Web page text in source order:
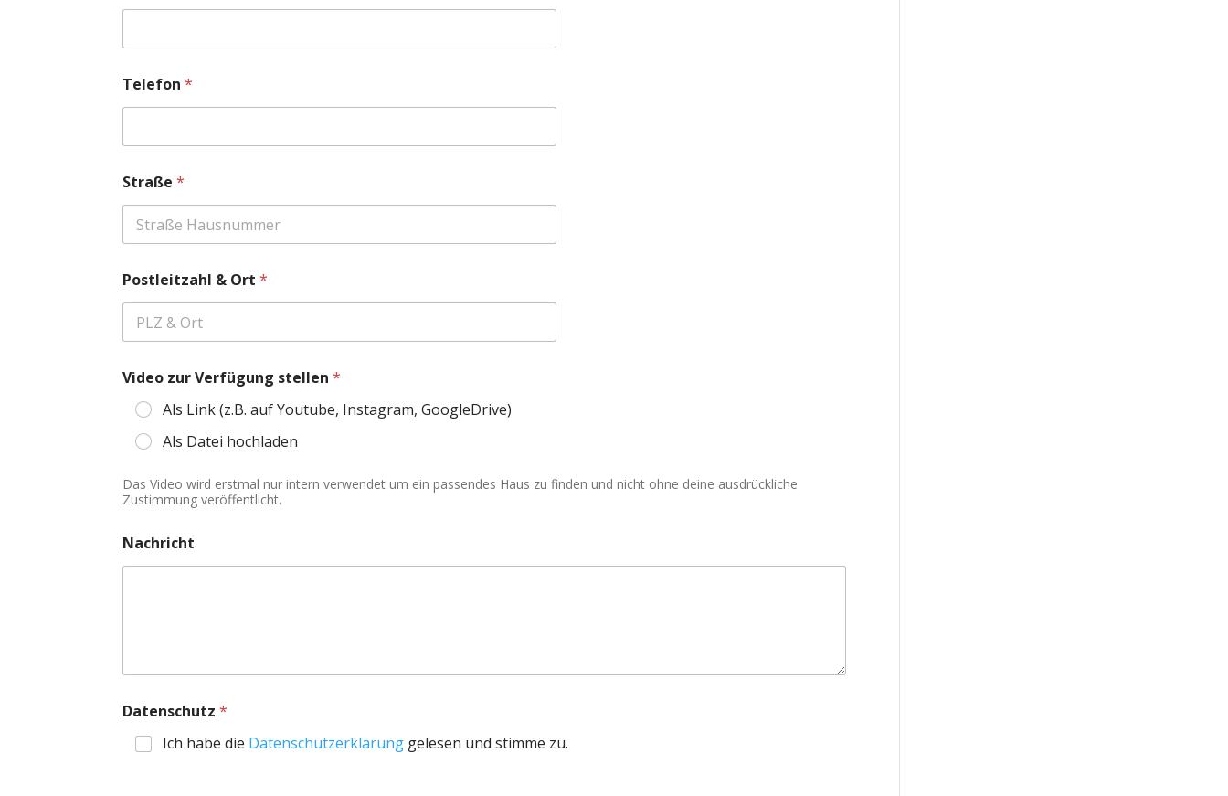
Telefon*
Straße*
Postleitzahl & Ort*
Video zur Verfügung stellen*
Als Link (z.B. auf Youtube, Instagram, GoogleDrive)
Als Datei hochladen
Das Video wird erstmal nur intern verwendet um ein passendes Haus zu finden und nicht ohne deine ausdrückliche
Zustimmung veröffentlicht.
Nachricht
Datenschutz*
Ich habe die Datenschutzerklärung gelesen und stimme zu.